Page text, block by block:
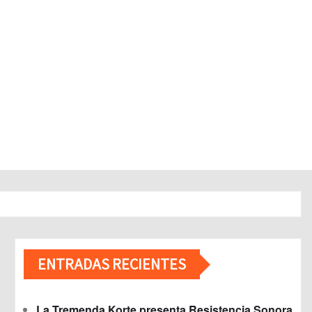
ENTRADAS RECIENTES